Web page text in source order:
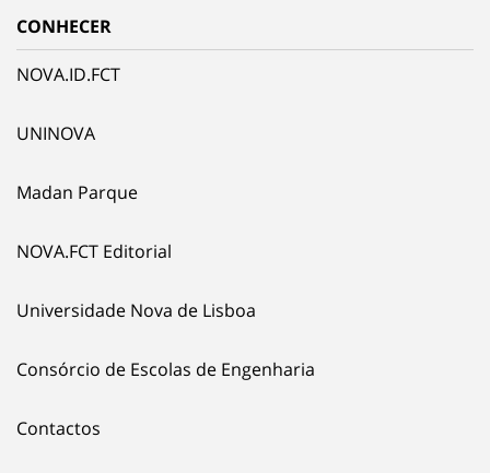
CONHECER
NOVA.ID.FCT
UNINOVA
Madan Parque
NOVA.FCT Editorial
Universidade Nova de Lisboa
Consórcio de Escolas de Engenharia
Contactos